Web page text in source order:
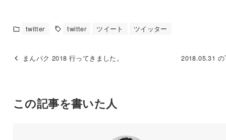
twitter twitter ツイート ツイッター
まんパク 2018 行ってきました。 2018.05.31
この記事を書いた人